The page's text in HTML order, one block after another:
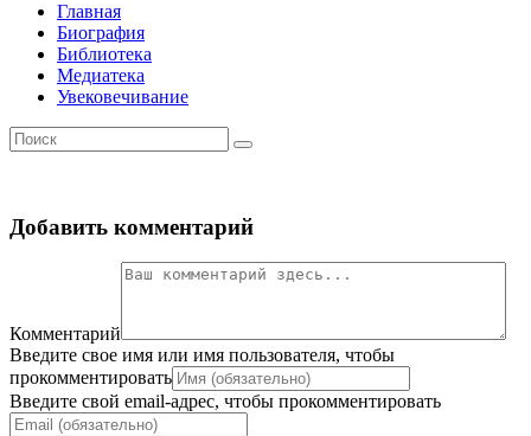
Главная
Биография
Библиотека
Медиатека
Увековечивание
Добавить комментарий
Комментарий
Введите свое имя или имя пользователя, чтобы
прокомментировать
Введите свой email-адрес, чтобы прокомментировать